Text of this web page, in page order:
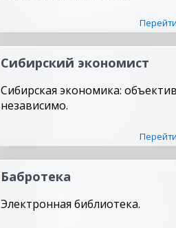
Сибирский экономист
Сибирская экономика:
независимо.
Бабротека
Электронная библиотека.